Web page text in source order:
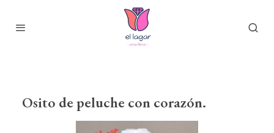
Osito de peluche con corazón.